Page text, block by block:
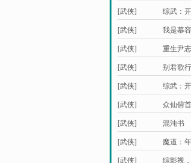
强！
[武侠]
综武：
凉
[武侠] 我是慕
[武侠] 重生尹
[武侠] 别君歌行
[武侠] 综武：
[武侠] 众仙俯首
[武侠] 混沌书
[武侠] 魔道：
[武侠] 综影视